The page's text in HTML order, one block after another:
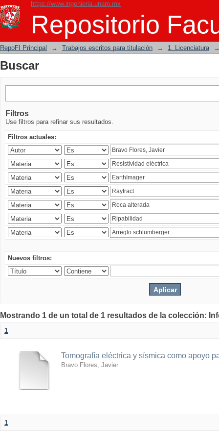
https://www.ingenieria.unam.mx
Repositorio
Buscar
RepoFI Principal → Trabajos escritos para titulación → 1. Licenciatura
Buscar
Filtros
Use filtros para refinar sus resultados.
Filtros actuales:
Nuevos filtros:
Mostrando 1 de un total de 1 resultados de la colección:
1
Tomografía eléctrica y sísmica como apoyo
Bravo Flores, Javier
1